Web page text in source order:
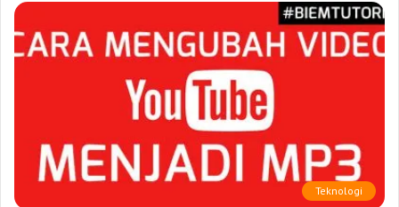
Teknologi